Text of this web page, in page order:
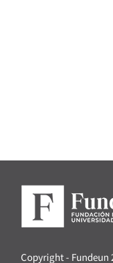
Copyright - Fundeun